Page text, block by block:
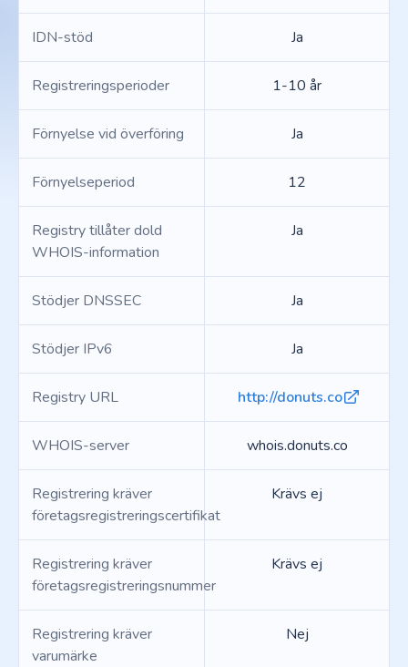
IDN-stöd Ja
Registreringsperioder 1-10 år
Förnyelse vid överföring Ja
Förnyelseperiod 12
Registry tillåter dold
WHOIS-information
Ja
Stödjer DNSSEC Ja
Stödjer IPv6 Ja
Registry URL http://donuts.co
WHOIS-server whois.donuts.co
Registrering kräver
företagsregistreringscertifikat
Krävs ej
Registrering kräver
företagsregistreringsnummer
Krävs ej
Registrering kräver
varumärke
Nej